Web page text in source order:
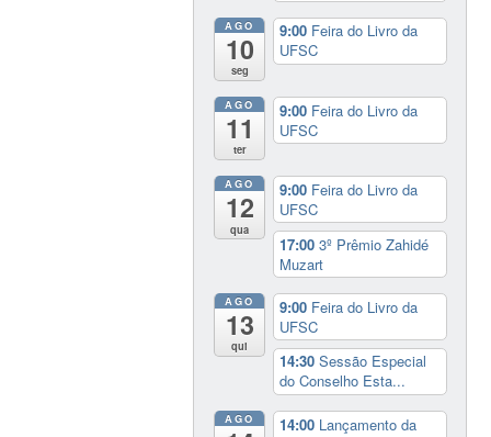
AGO
10
seg
9:00 Feira do Livro da
UFSC
AGO
11
ter
9:00 Feira do Livro da
UFSC
AGO
12
qua
9:00 Feira do Livro da
UFSC
17:003º Prêmio Zahidé
Muzart
AGO
13
qui
9:00 Feira do Livro da
UFSC
14:30Sessão Especial
do Conselho Esta...
AGO 14:00 Lançamento da